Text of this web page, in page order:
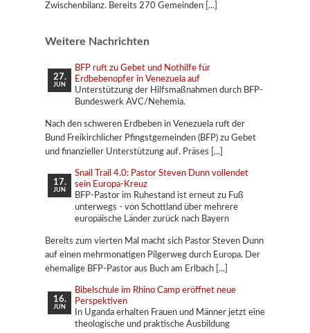
Zwischenbilanz. Bereits 270 Gemeinden
Weitere Nachrichten
27.
JUN
BFP ruft zu Gebet und Nothilfe für
Erdbebenopfer in Venezuela auf
Unterstützung der Hilfsmaßnahmen durch BFP-
Bundeswerk AVC/Nehemia.
Nach den schweren Erdbeben in Venezuela ruft der
Bund Freikirchlicher Pfingstgemeinden (BFP) zu Gebet
und finanzieller Unterstützung auf. Präses
17.
JUN
Snail Trail 4.0: Pastor Steven Dunn vollendet
sein Europa-Kreuz
BFP-Pastor im Ruhestand ist erneut zu Fuß
unterwegs - von Schottland über mehrere
europäische Länder zurück nach Bayern
Bereits zum vierten Mal macht sich Pastor Steven Dunn
auf einen mehrmonatigen Pilgerweg durch Europa. Der
ehemalige BFP-Pastor aus Buch am Erlbach
16.
JUN
Bibelschule im Rhino Camp eröffnet neue
Perspektiven
In Uganda erhalten Frauen und Männer jetzt eine
theologische und praktische Ausbildung